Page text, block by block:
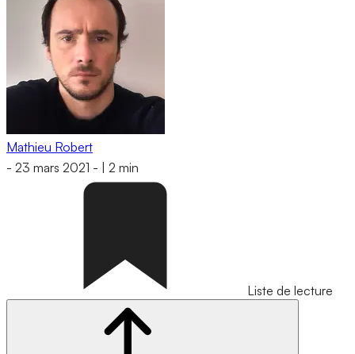
Mathieu Robert
- 23 mars 2021 - 2 min
Liste de lecture